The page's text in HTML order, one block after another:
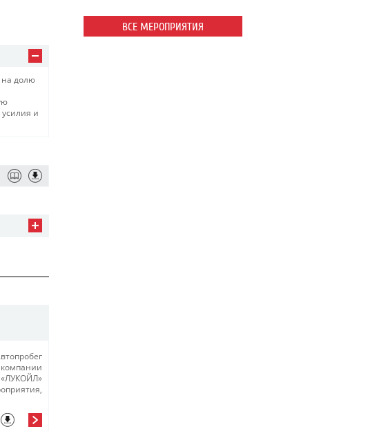
на долю
и
ВСЕ МЕРОПРИЯТИЯ